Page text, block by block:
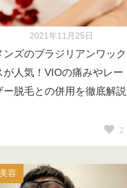
2021年11月25日
ンズのブラジリアンワック
が人気！VIOの痛みやレー
ー脱毛との併用を徹底解説
2
美容